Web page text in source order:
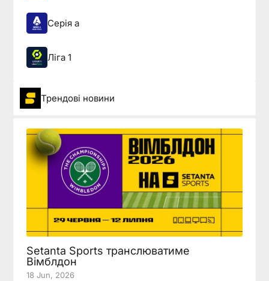
Серія а
Ліга 1
Трендові новини
Setanta Sports транслюватиме
Вімблдон
18 Jun, 2026